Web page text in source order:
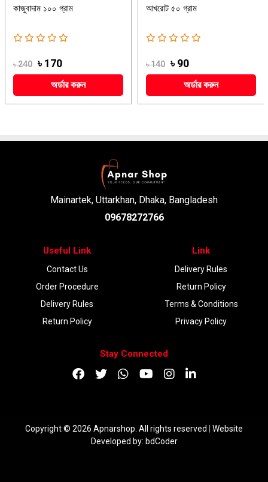
কাজুবাদাম ১০০ গ্রাম
৳ 240 ৳ 170
অর্ডার করুন
আখরোট ৫০ গ্রাম
৳ 140 ৳ 90
অর্ডার করুন
Mainartek, Uttarkhan, Dhaka, Bangladesh
09678272766
Useful Link
Contact Us
Order Procedure
Delivery Rules
Return Policy
Link
Delivery Rules
Return Policy
Terms & Conditions
Privacy Policy
Stay Connected
Copyright © 2026 Apnarshop. All rights reserved
Website
Developed by: bdCoder